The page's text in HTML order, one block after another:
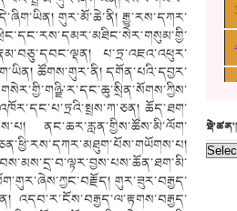
གུར་མོ་ཆེ་ནི། རྒྱུ་རས་དཀར་
པ་ཏྲ་འཇའ་འཕུར་
ཚོགས་གུར་ནི། དགོན་པའི་དབྱར་
ཆོད་ཐག་
ནང་ཆར་རླན་གྱིས་ཚོས་མི་ལོག་
གུར་ཟུར་བརྒྱད་
འདབ་ར་ངོས་བརྒྱད་ལ་རྟགས་བརྒྱད་